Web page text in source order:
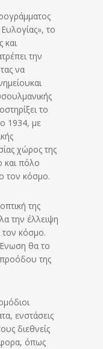
το
και
την
να
το
1934, με
χώρος της
και πόλο
τον κόσμο.
της
την έλλειψη
κόσμο.
θα το
προόδου της
ενστάσεις
διεθνείς
όπως